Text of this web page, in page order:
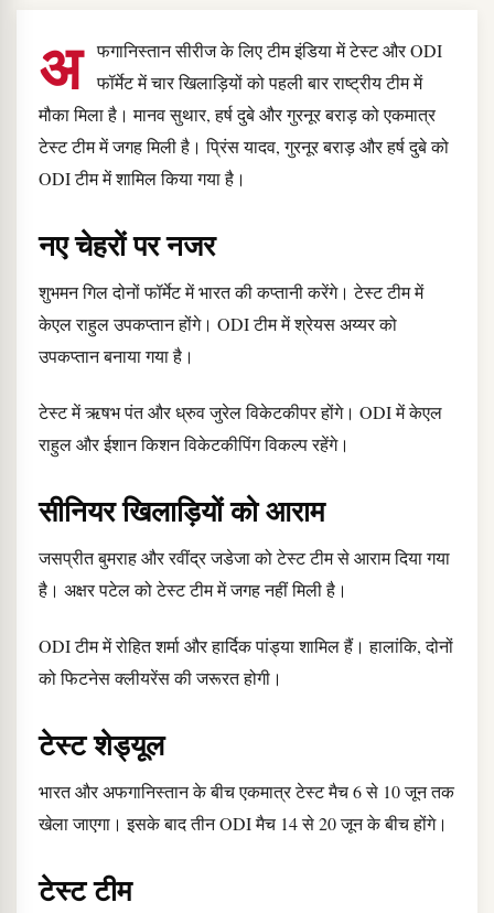
अ
फगानिस्तान सीरीज के लिए टीम इंडिया में टेस्ट और ODI
फॉर्मेट में चार खिलाड़ियों को पहली बार राष्ट्रीय टीम में
मौका मिला है। मानव सुथार, हर्ष दुबे और गुरनूर बराड़ को एकमात्र
टेस्ट टीम में जगह मिली है। प्रिंस यादव, गुरनूर बराड़ और हर्ष दुबे को
ODI टीम में शामिल किया गया है।
नए चेहरों पर नजर
शुभमन गिल दोनों फॉर्मेट में भारत की कप्तानी करेंगे। टेस्ट टीम में
केएल राहुल उपकप्तान होंगे। ODI टीम में श्रेयस अय्यर को
उपकप्तान बनाया गया है।
टेस्ट में ऋषभ पंत और ध्रुव जुरेल विकेटकीपर होंगे। ODI में केएल
राहुल और ईशान किशन विकेटकीपिंग विकल्प रहेंगे।
सीनियर खिलाड़ियों को आराम
जसप्रीत बुमराह और रवींद्र जडेजा को टेस्ट टीम से आराम दिया गया
है। अक्षर पटेल को टेस्ट टीम में जगह नहीं मिली है।
ODI टीम में रोहित शर्मा और हार्दिक पांड्या शामिल हैं। हालांकि, दोनों
को फिटनेस क्लीयरेंस की जरूरत होगी।
टेस्ट शेड्यूल
भारत और अफगानिस्तान के बीच एकमात्र टेस्ट मैच 6 से 10 जून तक
खेला जाएगा। इसके बाद तीन ODI मैच 14 से 20 जून के बीच होंगे।
टेस्ट टीम